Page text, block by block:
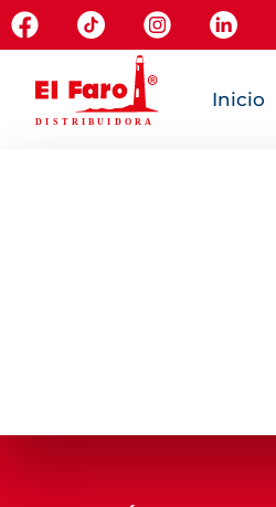
Inicio